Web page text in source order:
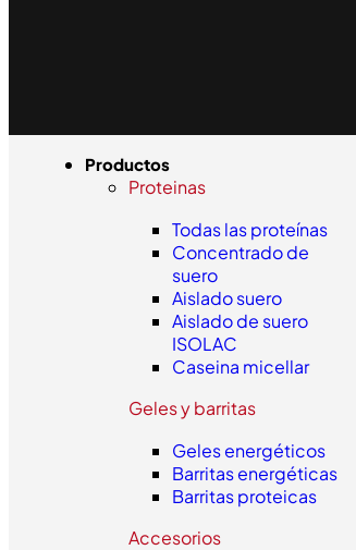
Productos
Proteinas
Todas las proteínas
Concentrado de
suero
Aislado suero
Aislado de suero
ISOLAC
Caseina micellar
Geles y barritas
Geles energéticos
Barritas energéticas
Barritas proteicas
Accesorios